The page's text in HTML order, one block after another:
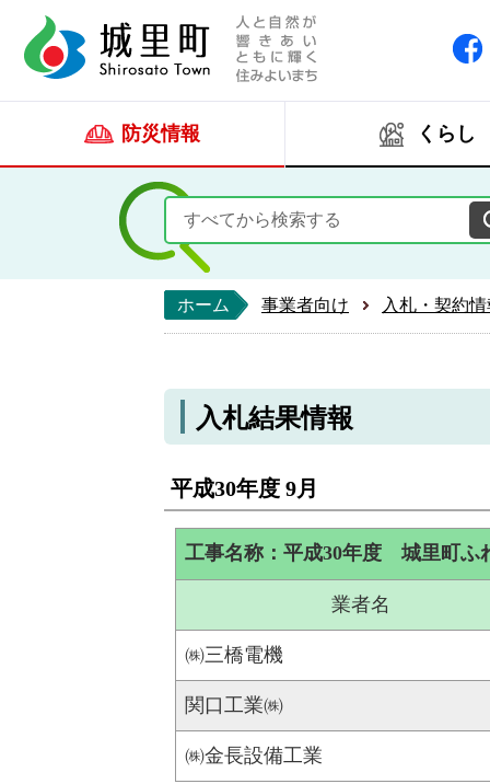
防災情報 くらし
ホーム 事業者向け 入札・契約
入札結果情報
平成30年度 9月
工事名称：平成30年度 城里町ふ
業者名
㈱三橋電機
関口工業㈱
㈱金長設備工業